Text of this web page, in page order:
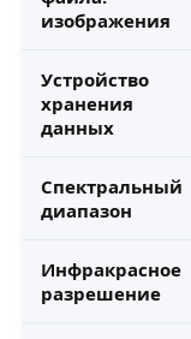
изображения
Устройство
хранения
данных
Спектральный
диапазон
Инфракрасное
разрешение